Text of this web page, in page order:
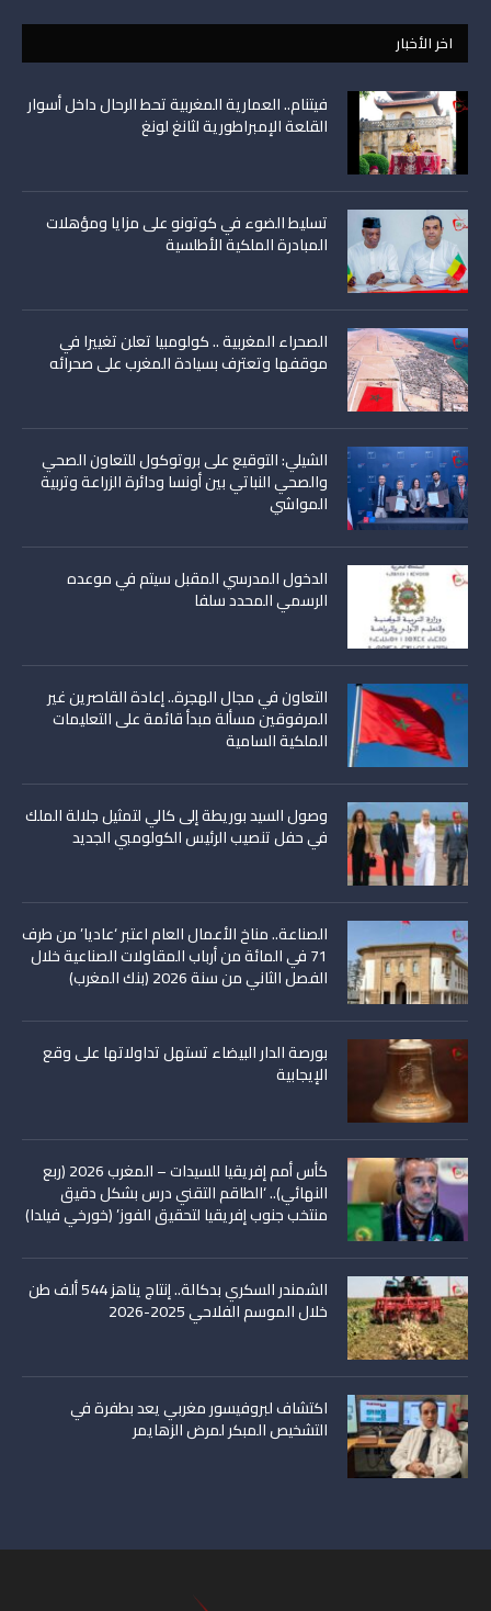
اخر الأخبار
فيتنام.. العمارية المغربية تحط الرحال داخل أسوار
القلعة الإمبراطورية لثانغ لونغ
تسليط الضوء في كوتونو على مزايا ومؤهلات
المبادرة الملكية الأطلسية
الصحراء المغربية .. كولومبيا تعلن تغييرا في
موقفها وتعترف بسيادة المغرب على صحرائه
الشيلي: التوقيع على بروتوكول للتعاون الصحي
والصحي النباتي بين أونسا ودائرة الزراعة وتربية
المواشي
الدخول المدرسي المقبل سیتم في موعده
الرسمي المحدد سلفا
التعاون في مجال الهجرة.. إعادة القاصرين غير
المرفوقين مسألة مبدأ قائمة على التعليمات
الملكية السامية
وصول السيد بوريطة إلى كالي لتمثيل جلالة الملك
في حفل تنصيب الرئيس الكولومبي الجديد
الصناعة.. مناخ الأعمال العام اعتبر ‘عاديا’ من طرف
71 في المائة من أرباب المقاولات الصناعية خلال
الفصل الثاني من سنة 2026 (بنك المغرب)
بورصة الدار البيضاء تستهل تداولاتها على وقع
الإيجابية
كأس أمم إفريقيا للسيدات – المغرب 2026 (ربع
النهائي).. ‘الطاقم التقني درس بشكل دقيق
منتخب جنوب إفريقيا لتحقيق الفوز’ (خورخي فيلدا)
الشمندر السكري بدكالة.. إنتاج يناهز 544 ألف طن
خلال الموسم الفلاحي 2025-2026
اكتشاف لبروفيسور مغربي يعد بطفرة في
التشخيص المبكر لمرض الزهايمر